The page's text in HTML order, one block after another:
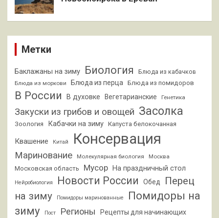
Метки
Баклажаны на зиму Биология Блюда из кабачков
Блюда из моркови Блюда из перца Блюда из помидоров
В России В духовке Вегетарианские Генетика
Закуски из грибов и овощей Засолка
Зоология Кабачки на зиму Капуста белокочанная
Квашение Китай Консервация
Маринование Молекулярная биология Москва
Московская область Мусор На праздничный стол
Нейробиология Новости России Обед
Перец
на зиму
Помидоры маринованные
Помидоры на
зиму
Пост Регионы Рецепты для начинающих